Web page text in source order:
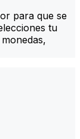
para que se
tu